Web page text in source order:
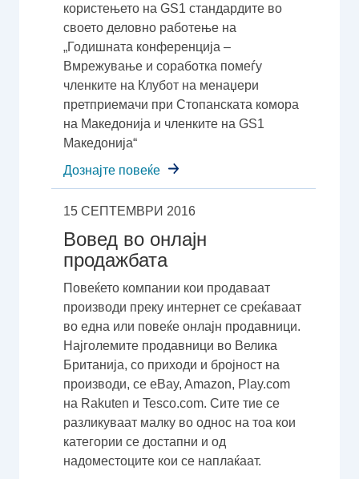
користењето на GS1 стандардите во
своето деловно работење на
„Годишната конференција –
Вмрежување и соработка помеѓу
членките на Клубот на менаџери
претприемачи при Стопанската комора
на Македонија и членките на GS1
Македонија“
Дознајте повеќе
15 СЕПТЕМВРИ 2016
Вовед во онлајн
продажбата
Повеќето компании кои продаваат
производи преку интернет се среќаваат
во една или повеќе онлајн продавници.
Најголемите продавници во Велика
Британија, со приходи и бројност на
производи, се eBay, Amazon, Play.com
на Rakuten и Tesco.com. Сите тие се
разликуваат малку во однос на тоа кои
категории се достапни и од
надоместоците кои се наплаќаат.